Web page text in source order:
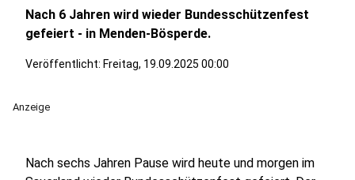
Nach 6 Jahren wird wieder Bundesschützenfest
gefeiert - in Menden-Bösperde.
Veröffentlicht: Freitag, 19.09.2025 00:00
Anzeige
Nach sechs Jahren Pause wird heute und morgen im